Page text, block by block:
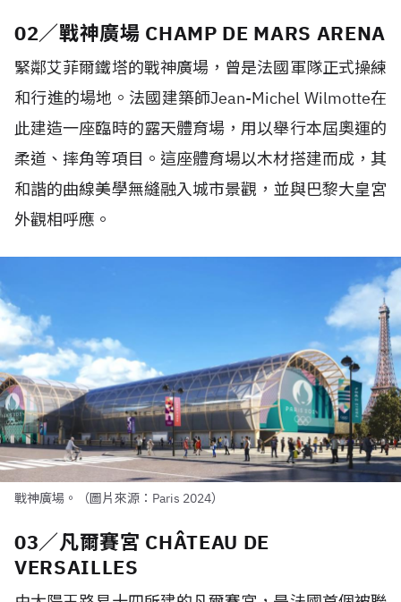
02／戰神廣場 CHAMP DE MARS ARENA
緊鄰艾菲爾鐵塔的戰神廣場，曾是法國軍隊正式操練
和行進的場地。法國建築師Jean-Michel Wilmotte在
此建造一座臨時的露天體育場，用以舉行本屆奧運的
柔道、摔角等項目。這座體育場以木材搭建而成，其
和諧的曲線美學無縫融入城市景觀，並與巴黎大皇宮
外觀相呼應。
戰神廣場。（圖片來源：Paris 2024）
03／凡爾賽宮 CHÂTEAU DE
VERSAILLES